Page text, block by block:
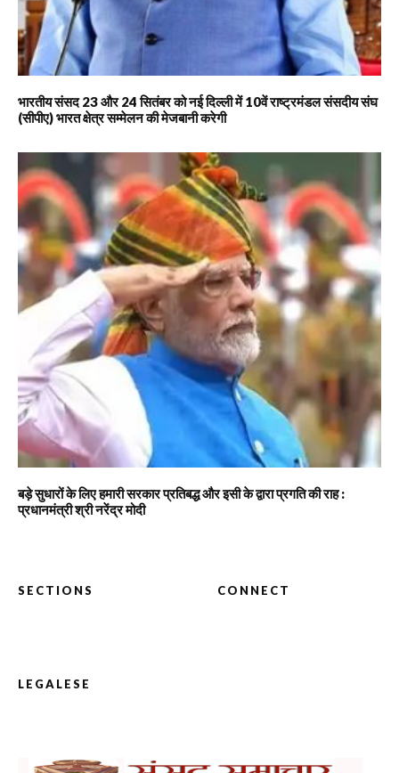
भारतीय संसद 23 और 24 सितंबर को नई दिल्ली में 10वें राष्ट्रमंडल संसदीय संघ
(सीपीए) भारत क्षेत्र सम्मेलन की मेजबानी करेगी
बड़े सुधारों के लिए हमारी सरकार प्रतिबद्ध और इसी के द्वारा प्रगति की राह :
प्रधानमंत्री श्री नरेंद्र मोदी
SECTIONS CONNECT
LEGALESE